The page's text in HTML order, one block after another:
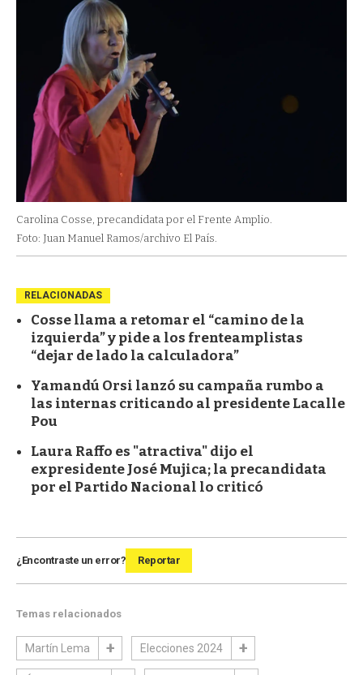
Carolina Cosse, precandidata por el Frente Amplio.
Foto: Juan Manuel Ramos/archivo El País.
RELACIONADAS
Cosse llama a retomar el “camino de la
izquierda” y pide a los frenteamplistas
“dejar de lado la calculadora”
Yamandú Orsi lanzó su campaña rumbo a
las internas criticando al presidente Lacalle
Pou
Laura Raffo es "atractiva" dijo el
expresidente José Mujica; la precandidata
por el Partido Nacional lo criticó
¿Encontraste un error? Reportar
Temas relacionados
Martín Lema Elecciones 2024